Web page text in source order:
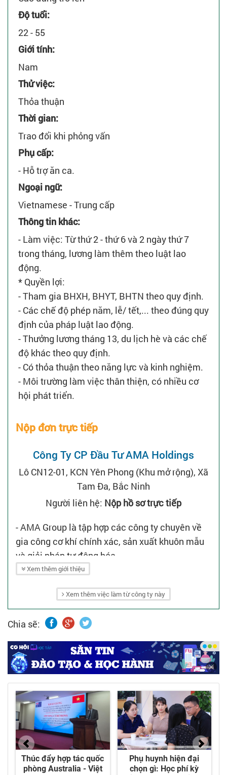
Độ tuổi:
22 - 55
Giới tính:
Nam
Thử việc:
Thỏa thuận
Thời gian:
Trao đổi khi phỏng vấn
Phụ cấp:
- Hỗ trợ ăn ca.
Ngoại ngữ:
Vietnamese - Trung cấp
Thông tin khác:
- Làm việc: Từ thứ 2 - thứ 6 và 2 ngày thứ 7
trong tháng, lương làm thêm theo luật lao
động.
* Quyền lợi:
- Tham gia BHXH, BHYT, BHTN theo quy định.
- Các chế độ phép năm, lễ/ tết,... theo đúng quy
định của pháp luật lao động.
- Thưởng lương tháng 13, du lịch hè và các chế
độ khác theo quy định.
- Có thỏa thuận theo năng lực và kinh nghiệm.
- Môi trường làm việc thân thiện, có nhiều cơ
hội phát triển.
Nộp đơn trực tiếp
Công Ty CP Đầu Tư AMA Holdings
Lô CN12-01, KCN Yên Phong (Khu mở rộng), Xã
Tam Đa, Bắc Ninh
Người liên hệ: Nộp hồ sơ trực tiếp
- AMA Group là tập hợp các công ty chuyên về
gia công cơ khí chính xác, sản xuất khuôn mẫu
và giải pháp tự động hóa.
- Với hơn 10 năm kinh nghiệm, chúng tôi đã và
nước, đặc biệt là các tập đoàn đa quốc gia từ
Nhật Bản, Hàn Quốc và Châu Âu.
Xem thêm giới thiệu
Xem thêm việc làm từ công ty này
Chia sẽ: